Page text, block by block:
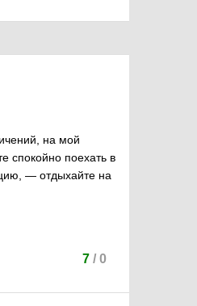
на мой
спокойно поехать в
— отдыхайте на
7/ 0